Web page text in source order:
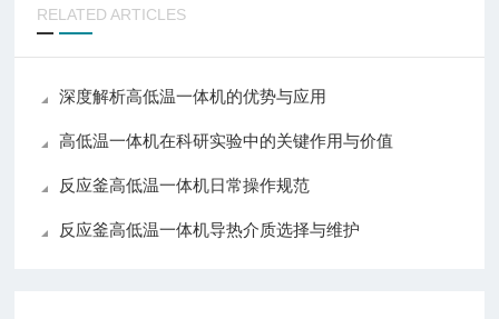
RELATED ARTICLES
深度解析高低温一体机的优势与应用
高低温一体机在科研实验中的关键作用与价值
反应釜高低温一体机日常操作规范
反应釜高低温一体机导热介质选择与维护